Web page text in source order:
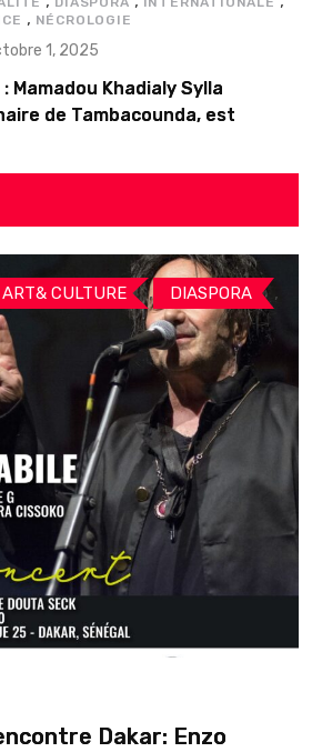
, NÉCROLOGIE
1, 2025
Mamadou Khadialy Sylla
de Tambacounda, est
ART& CULTURE , DIASPORA ,
Dakar: Enzo